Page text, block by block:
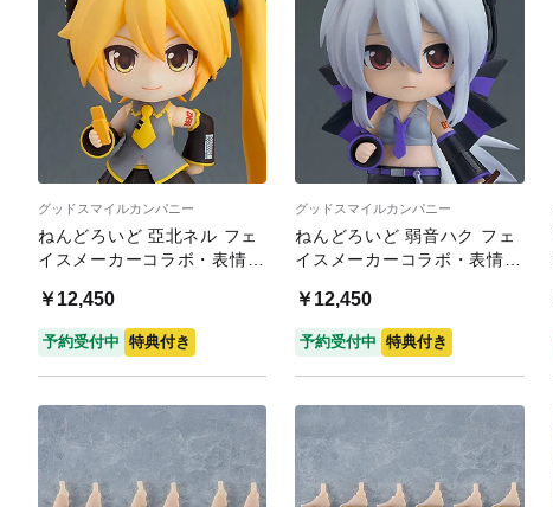
グッドスマイルカンパニー
ねんどろいど 亞北ネル フェ
イスメーカーコラボ・表情パ
￥12,450
予約受付中 特典付き
グッドスマイルカンパニー
ねんどろいど 弱音ハク フェ
イスメーカーコラボ・表情パ
￥12,450
予約受付中 特典付き